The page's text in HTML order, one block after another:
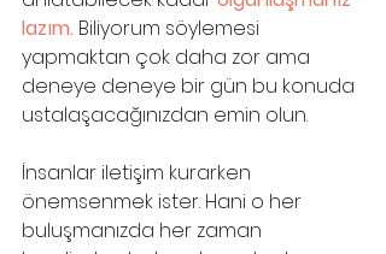
lazım. Biliyorum söylemesi
yapmaktan çok daha zor ama
deneye deneye bir gün bu konuda
ustalaşacağınızdan emin olun.
İnsanlar iletişim kurarken
önemsenmek ister. Hani o her
buluşmanızda her zaman